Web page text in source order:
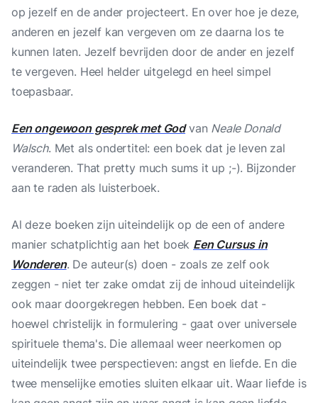
op jezelf en de ander projecteert. En over hoe je deze,
anderen en jezelf kan vergeven om ze daarna los te
kunnen laten. Jezelf bevrijden door de ander en jezelf
te vergeven. Heel helder uitgelegd en heel simpel
toepasbaar.
Een ongewoon gesprek met Godvan Neale Donald
Walsch. Met als ondertitel: een boek dat je leven zal
veranderen. That pretty much sums it up ;-). Bijzonder
aan te raden als luisterboek.
Al deze boeken zijn uiteindelijk op de een of andere
manier schatplichtig aan het boek Een Cursus in
Wonderen. De auteur(s) doen - zoals ze zelf ook
zeggen - niet ter zake omdat zij de inhoud uiteindelijk
ook maar doorgekregen hebben. Een boek dat -
hoewel christelijk in formulering - gaat over universele
spirituele thema's. Die allemaal weer neerkomen op
uiteindelijk twee perspectieven: angst en liefde. En die
twee menselijke emoties sluiten elkaar uit. Waar liefde is